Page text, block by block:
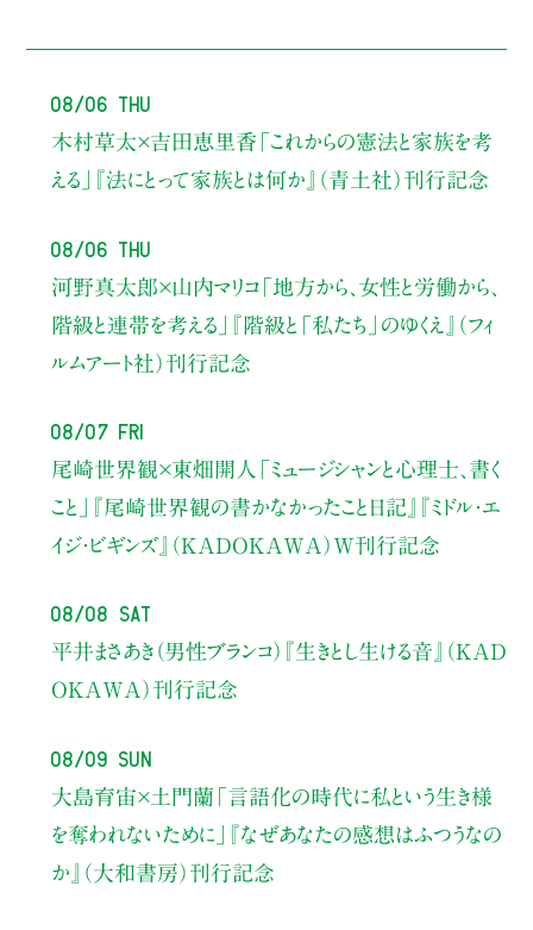
08/06 Thu
木村草太×吉田恵里香 「これからの憲法と家族を考
える」
『法にとって家族とは何か』（青土社）刊行記念
08/06 Thu
河野真太郎×山内マリコ「地方から、女性と労働から、
階級と連帯を考える」
『階級と「私たち」のゆくえ』（フィ
ルムアート社）刊行記念
08/07 Fri
尾崎世界観×東畑開人
「ミュージシャンと心理士、書く
こと」
『尾崎世界観の書かなかったこと日記』『ミドル・エ
イジ・ビギンズ』（KADOKAWA）W刊行記念
08/08 Sat
平井まさあき（男性ブランコ）
『生きとし生ける音』（KAD
OKAWA）刊行記念
08/09 Sun
大島育宙×土門蘭 「言語化の時代に私という生き様
を奪われないために」
『なぜあなたの感想はふつうなの
か』（大和書房）刊行記念